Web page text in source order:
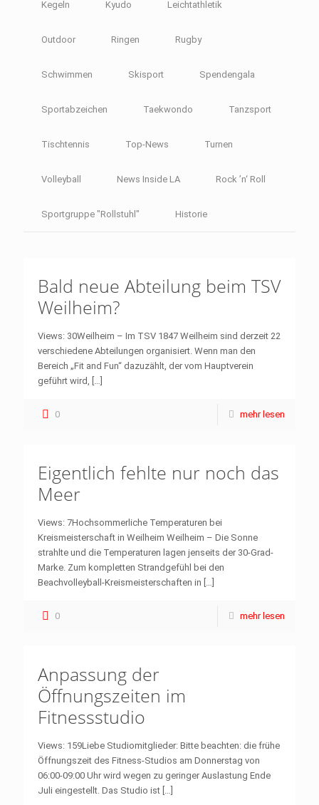
Kegeln Kyudo Leichtathletik
Outdoor Ringen Rugby
Schwimmen Skisport Spendengala
Sportabzeichen Taekwondo Tanzsport
Tischtennis Top-News Turnen
Volleyball News Inside LA Rock ’n‘ Roll
Sportgruppe "Rollstuhl" Historie
Bald neue Abteilung beim TSV
Weilheim?
Views: 30Weilheim – Im TSV 1847 Weilheim sind derzeit 22
verschiedene Abteilungen organisiert. Wenn man den
Bereich „Fit and Fun“ dazuzählt, der vom Hauptverein
geführt wird, […]
0 mehr lesen
Eigentlich fehlte nur noch das
Meer
Views: 7Hochsommerliche Temperaturen bei
Kreismeisterschaft in Weilheim Weilheim – Die Sonne
strahlte und die Temperaturen lagen jenseits der 30-Grad-
Marke. Zum kompletten Strandgefühl bei den
Beachvolleyball-Kreismeisterschaften in […]
0 mehr lesen
Anpassung der
Öffnungszeiten im
Fitnessstudio
Views: 159Liebe Studiomitglieder: Bitte beachten: die frühe
Öffnungszeit des Fitness-Studios am Donnerstag von
06:00-09:00 Uhr wird wegen zu geringer Auslastung Ende
Juli eingestellt. Das Studio ist […]